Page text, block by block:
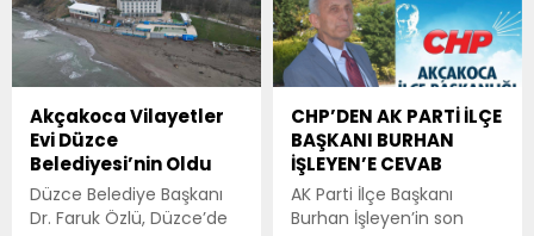
Akçakoca Vilayetler
Evi Düzce
Belediyesi’nin Oldu
Düzce Belediye Başkanı
Dr. Faruk Özlü, Düzce’de
CHP’DEN AK PARTİ İLÇE
BAŞKANI BURHAN
İŞLEYEN’E CEVAB
AK Parti İlçe Başkanı
Burhan İşleyen’in son